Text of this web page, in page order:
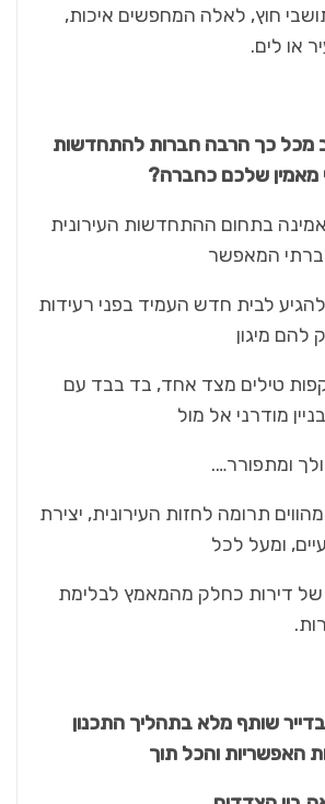
חוץ, לאלה המחפשים איכות,
או לים.
מכל כך הרבה חברות להתחדשות
מאמין שלכם כחברה?
בתחום ההתחדשות העירונית
המאפשר
לבית חדש העמיד בפני רעידות
מיגון
טילים מצד אחד, בד בבד עם
מודרני אל מול
ומתפורר….
תרומה לחזות העירונית, יצירת
ומעל לכל
דירות כחלק מהמאמץ לבלימת
שותף מלא בתהליך התכנון
האפשריות והכל תוך